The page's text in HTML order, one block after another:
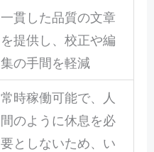
一貫した品質の文章
を提供し、校正や編
集の手間を軽減
常時稼働可能で、人
間のように休息を必
要としないため、い